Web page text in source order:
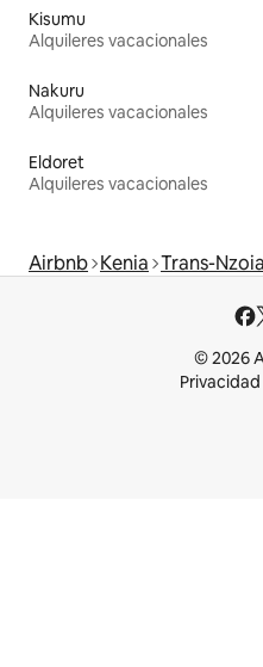
Kisumu
Alquileres vacacionales
Nakuru
Alquileres vacacionales
Eldoret
Alquileres vacacionales
Airbnb Kenia Trans-Nzoia
© 2026
Privacidad